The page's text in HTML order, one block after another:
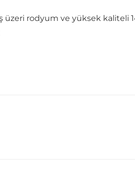
üzeri rodyum ve yüksek kaliteli